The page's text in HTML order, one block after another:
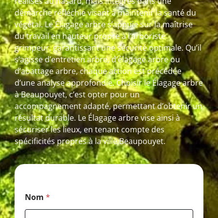
démarche réfléchie visant à maintenir la santé du
végétal. Le Élagage arbre s’appuie sur la maîtrise
du travail en hauteur propre à l’arboriste
grimpeur, garantissant une sécurité optimale. Qu’il
s’agisse d’entretien arbre, d’élagage arbre ou
d’abattage arbre, chaque action est précédée
d’une analyse approfondie. Choisir le Élagage arbre
à Beaupouyet, c’est opter pour un
accompagnement adapté, permettant d’obtenir un
résultat durable. Le Élagage arbre vise ainsi à
sécuriser les lieux, en tenant compte des
spécificités propres à la ville Beaupouyet.
Nom *
o
s